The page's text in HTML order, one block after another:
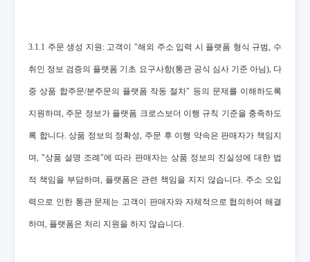
3.1.1 주문 생성 지원: 고객이 "해외 주소 입력 시 플랫폼 형식 규범, 수
취인 정보 검증의 플랫폼 기초 요구사항(통관 공식 심사 기준 아님), 다
중 상품 합주문/분주문의 플랫폼 작동 절차" 등의 문제를 이해하도록
지원하며, 주문 정보가 플랫폼 크로스보더 이행 규칙 기준을 충족하도
록 합니다. 상품 정보의 정확성, 주문 후 이행 약속은 판매자가 책임지
며, "상품 설명 조례"에 따라 판매자는 상품 정보의 진실성에 대한 법
적 책임을 부담하며, 플랫폼은 관련 책임을 지지 않습니다. 주소 오입
력으로 인한 통관 문제는 고객이 판매자와 자체적으로 협의하여 해결
하며, 플랫폼은 처리 지원을 하지 않습니다.